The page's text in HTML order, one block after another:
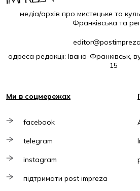
медіа/архів про мистецьке та
Франківська та
адреса редакції: Івано-Франківськ,
15
Ми в соцмережах
facebook
telegram
instagram
підтримати post impreza